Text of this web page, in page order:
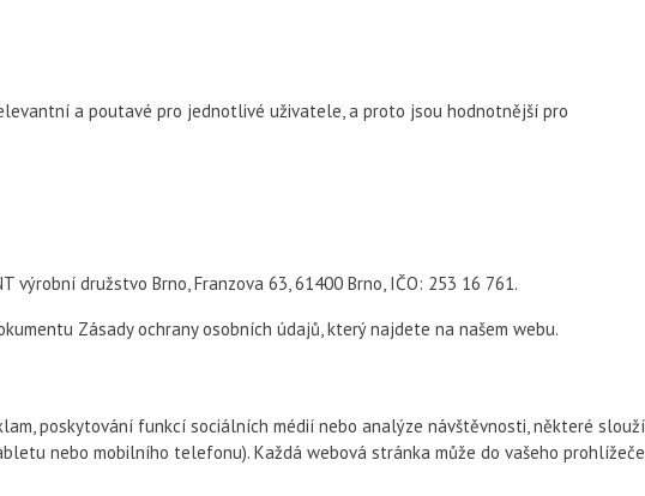
a poutavé pro jednotlivé uživatele, a proto jsou hodnotnější pro
družstvo Brno, Franzova 63, 61400 Brno, IČO: 253 16 761.
Zásady ochrany osobních údajů, který najdete na našem webu.
poskytování funkcí sociálních médií nebo analýze návštěvnosti, některé slouží
nebo mobilního telefonu). Každá webová stránka může do vašeho prohlížeče